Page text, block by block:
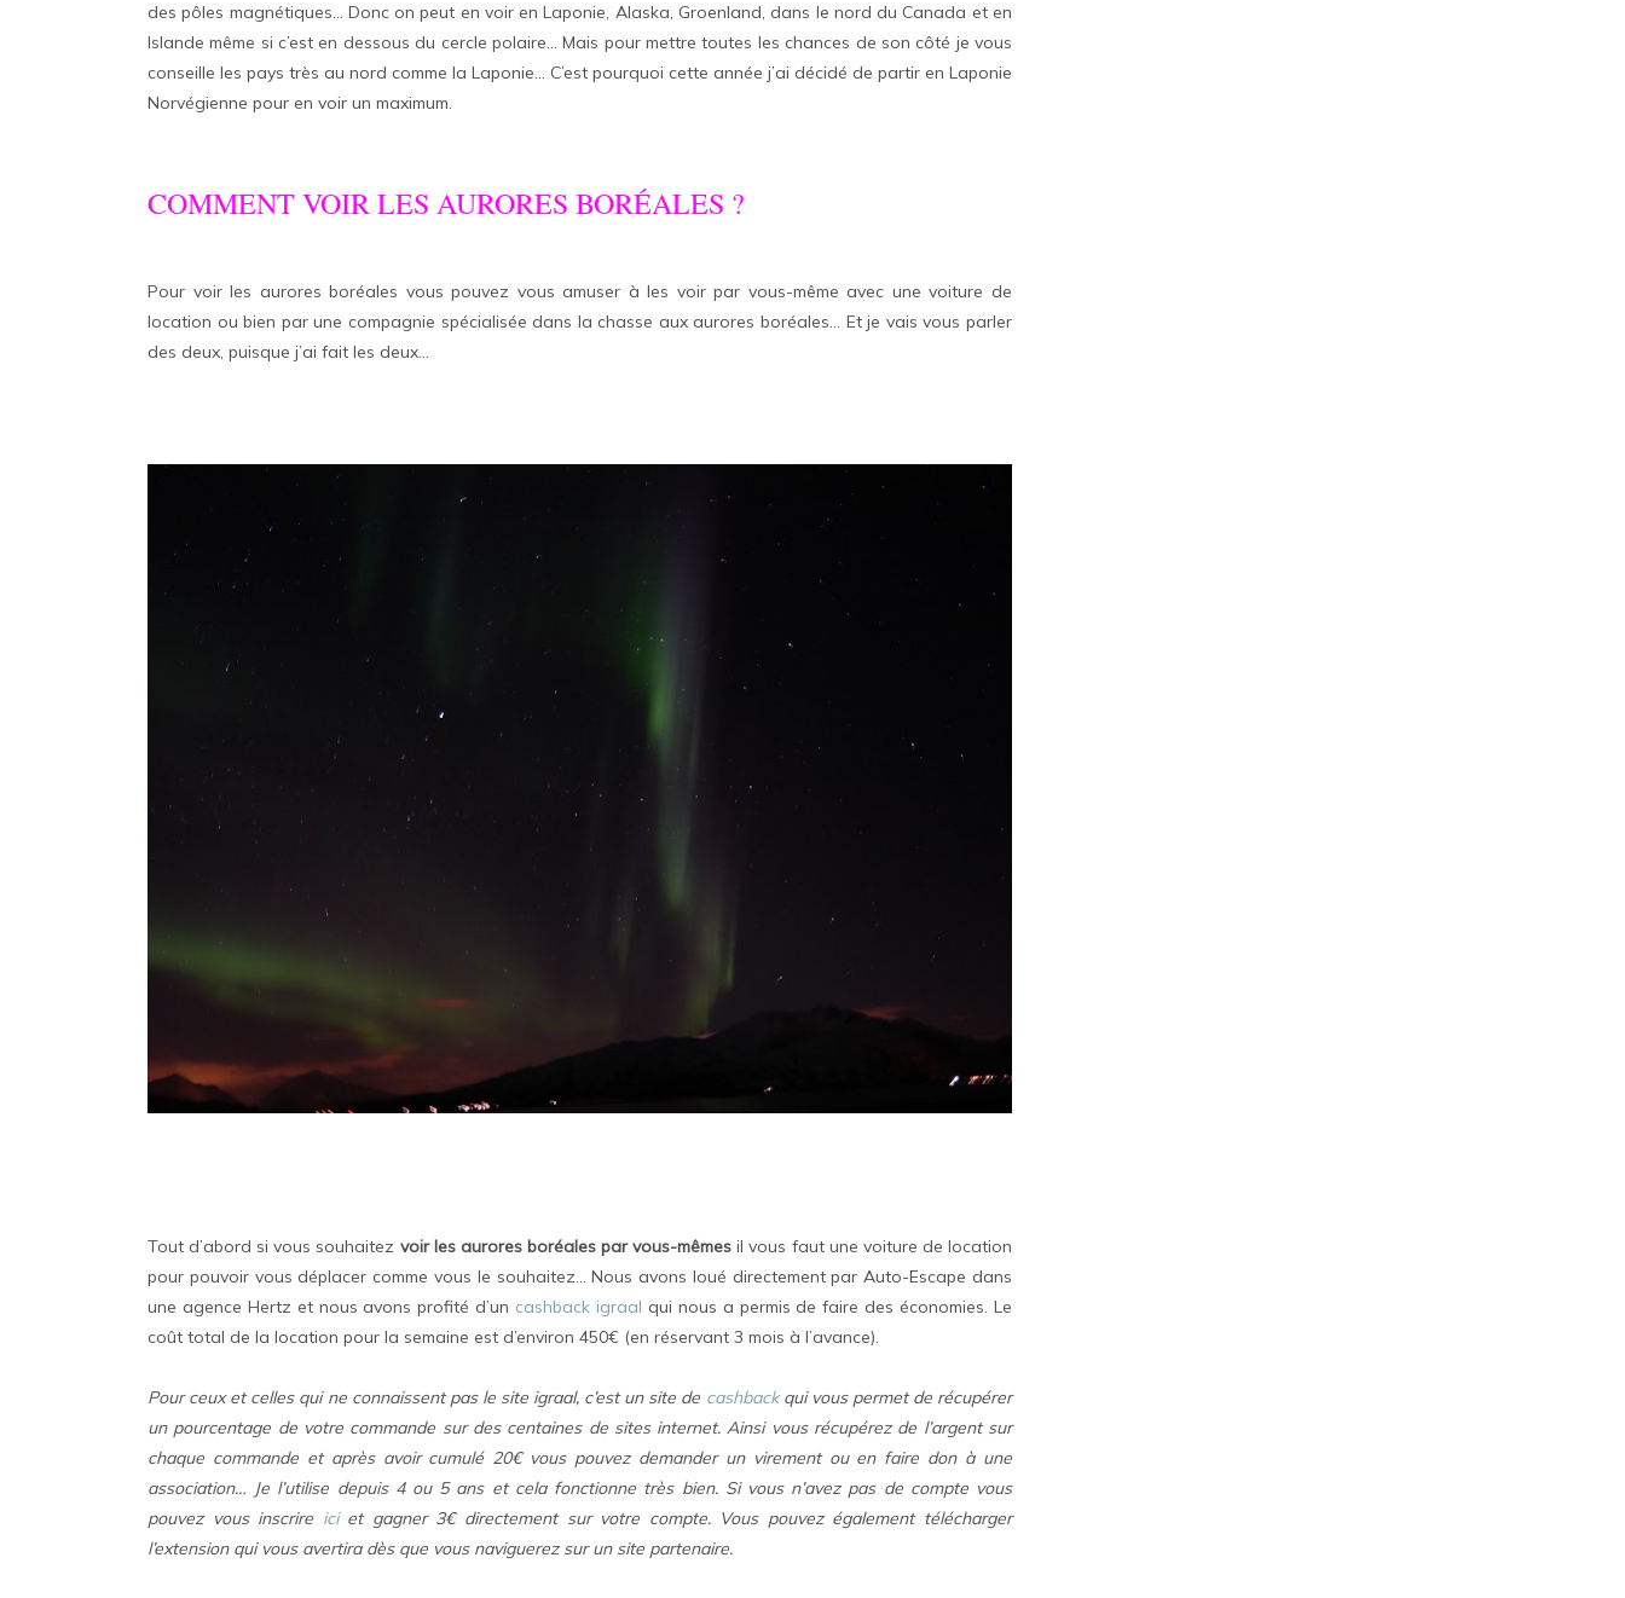
des pôles magnétiques… Donc on peut en voir en Laponie, Alaska, Groenland, dans le nord du Canada et en
Islande même si c’est en dessous du cercle polaire… Mais pour mettre toutes les chances de son côté je vous
conseille les pays très au nord comme la Laponie… C’est pourquoi cette année j’ai décidé de partir en Laponie
Norvégienne pour en voir un maximum.
COMMENT VOIR LES AURORES BORÉALES ?
Pour voir les aurores boréales vous pouvez vous amuser à les voir par vous-même avec une voiture de
location ou bien par une compagnie spécialisée dans la chasse aux aurores boréales… Et je vais vous parler
des deux, puisque j’ai fait les deux…
Tout d’abord si vous souhaitez voir les aurores boréales par vous-mêmes il vous faut une voiture de location
pour pouvoir vous déplacer comme vous le souhaitez… Nous avons loué directement par Auto-Escape dans
une agence Hertz et nous avons profité d’un cashback igraal qui nous a permis de faire des économies. Le
coût total de la location pour la semaine est d’environ 450€ (en réservant 3 mois à l’avance).
Pour ceux et celles qui ne connaissent pas le site igraal, c’est un site de cashbackqui vous permet de récupérer
un pourcentage de votre commande sur des centaines de sites internet. Ainsi vous récupérez de l’argent sur
chaque commande et après avoir cumulé 20€ vous pouvez demander un virement ou en faire don à une
association… Je l’utilise depuis 4 ou 5 ans et cela fonctionne très bien. Si vous n’avez pas de compte vous
pouvez vous inscrire ici et gagner 3€ directement sur votre compte. Vous pouvez également télécharger
l’extension qui vous avertira dès que vous naviguerez sur un site partenaire.